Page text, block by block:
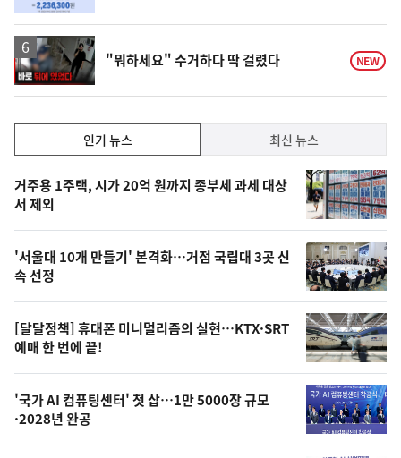
영
상
"뭐하세요" 수거하다 딱 걸렸다 NEW
기,
최
신,
오
늘
의
영
상
오
늘
인기 뉴스 최신 뉴스
기
뉴
스
거주용 1주택, 시가 20억 원까지 종부세 과세 대상
서 제외
'서울대 10개 만들기' 본격화…거점 국립대 3곳 신
속 선정
[달달정책] 휴대폰 미니멀리즘의 실현…KTX·SRT
예매 한 번에 끝!
'국가 AI 컴퓨팅센터' 첫 삽…1만 5000장 규모
·2028년 완공